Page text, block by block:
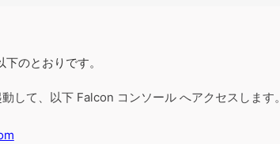
のとおりです。
して、以下 Falcon コンソール へアクセスします。